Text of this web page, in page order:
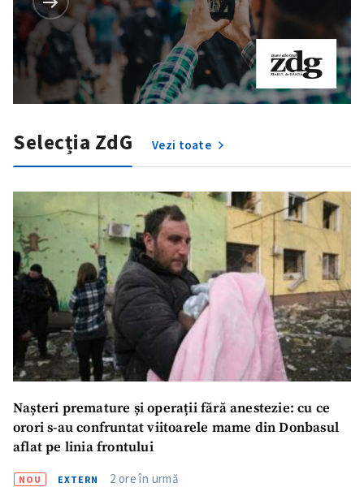
Selecția ZdG Vezi toate
Nașteri premature și operații fără anestezie: cu ce
orori s-au confruntat viitoarele mame din Donbasul
aflat pe linia frontului
NOU EXTERN 2 ore în urmă